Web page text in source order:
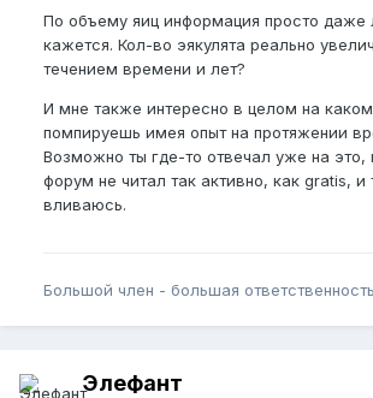
По объему яиц информация просто даже
кажется. Кол-во эякулята реально
течением времени и лет?
И мне также интересно в целом на
помпируешь имея опыт на протяжении
Возможно ты где-то отвечал уже на это,
форум не читал так активно, как gratis, и
вливаюсь.
Большой член - большая
Элефант